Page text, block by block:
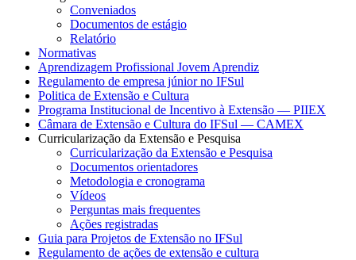
Conveniados
Documentos de estágio
Relatório
Normativas
Aprendizagem Profissional Jovem Aprendiz
Regulamento de empresa júnior no IFSul
Politica de Extensão e Cultura
Programa Institucional de Incentivo à Extensão — PIIEX
Câmara de Extensão e Cultura do IFSul — CAMEX
Curricularização da Extensão e Pesquisa
Curricularização da Extensão e Pesquisa
Documentos orientadores
Metodologia e cronograma
Vídeos
Perguntas mais frequentes
Ações registradas
Guia para Projetos de Extensão no IFSul
Regulamento de ações de extensão e cultura